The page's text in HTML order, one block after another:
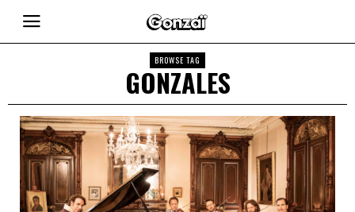
BROWSE TAG
GONZALES